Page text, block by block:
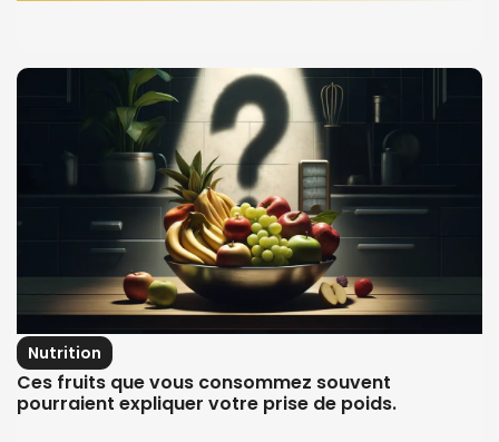
Nutrition
Ces fruits que vous consommez souvent
pourraient expliquer votre prise de poids.